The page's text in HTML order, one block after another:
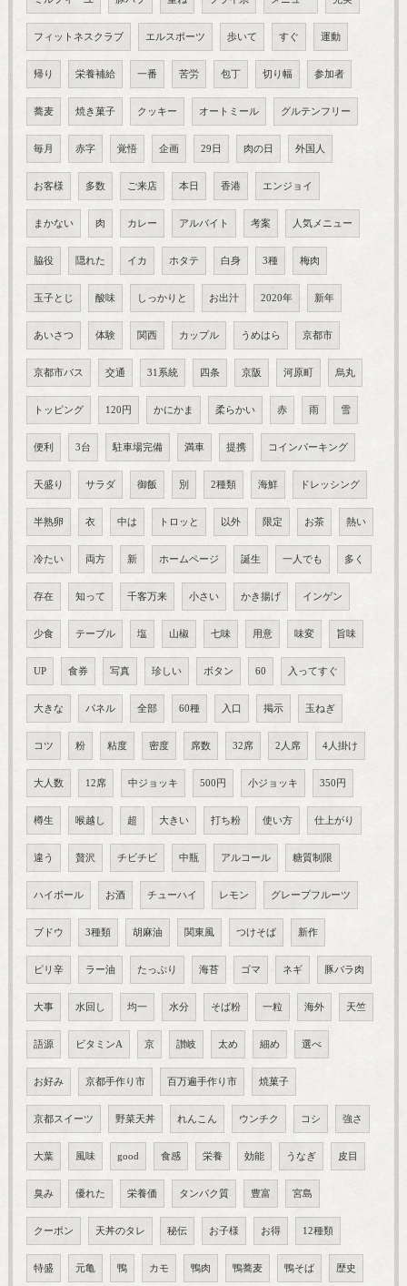
フィットネスクラブ エルスポーツ 歩いて すぐ 運動
帰り 栄養補給 一番 苦労 包丁 切り幅 参加者
蕎麦 焼き菓子 クッキー オートミール グルテンフリー
毎月 赤字 覚悟 企画 29日 肉の日 外国人
お客様 多数 ご来店 本日 香港 エンジョイ
まかない 肉 カレー アルバイト 考案 人気メニュー
脇役 隠れた イカ ホタテ 白身 3種 梅肉
玉子とじ 酸味 しっかりと お出汁 2020年 新年
あいさつ 体験 関西 カップル うめはら 京都市
京都市バス 交通 31系統 四条 京阪 河原町 烏丸
トッピング 120円 かにかま 柔らかい 赤 雨 雪
便利 3台 駐車場完備 満車 提携 コインパーキング
天盛り サラダ 御飯 別 2種類 海鮮 ドレッシング
半熟卵 衣 中は トロッと 以外 限定 お茶 熱い
冷たい 両方 新 ホームページ 誕生 一人でも 多く
存在 知って 千客万来 小さい かき揚げ インゲン
少食 テーブル 塩 山椒 七味 用意 味変 旨味
UP 食券 写真 珍しい ボタン 60 入ってすぐ
大きな パネル 全部 60種 入口 掲示 玉ねぎ
コツ 粉 粘度 密度 席数 32席 2人席 4人掛け
大人数 12席 中ジョッキ 500円 小ジョッキ 350円
樽生 喉越し 超 大きい 打ち粉 使い方 仕上がり
違う 贅沢 チビチビ 中瓶 アルコール 糖質制限
ハイボール お酒 チューハイ レモン グレープフルーツ
ブドウ 3種類 胡麻油 関東風 つけそば 新作
ピリ辛 ラー油 たっぷり 海苔 ゴマ ネギ 豚バラ肉
大事 水回し 均一 水分 そば粉 一粒 海外 天竺
語源 ビタミンA 京 讃岐 太め 細め 選べ
お好み 京都手作り市 百万遍手作り市 焼菓子
京都スイーツ 野菜天丼 れんこん ウンチク コシ 強さ
大葉 風味 good 食感 栄養 効能 うなぎ 皮目
臭み 優れた 栄養価 タンパク質 豊富 宮島
クーポン 天丼のタレ 秘伝 お子様 お得 12種類
特盛 元亀 鴨 カモ 鴨肉 鴨蕎麦 鴨そば 歴史